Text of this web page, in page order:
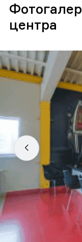
центра